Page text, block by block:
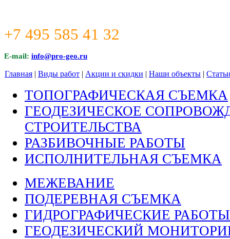
+7 495 585 41 32
E-mail: info@pro-geo.ru
Главная | Виды работ | Акции и скидки | Наши объекты |
ТОПОГРАФИЧЕСКАЯ СЪЕМКА
ГЕОДЕЗИЧЕСКОЕ
СТРОИТЕЛЬСТВА
РАЗБИВОЧНЫЕ РАБОТЫ
ИСПОЛНИТЕЛЬНАЯ СЪЕМКА
МЕЖЕВАНИЕ
ПОДЕРЕВНАЯ СЪЕМКА
ГИДРОГРАФИЧЕСКИЕ РАБОТЫ
ГЕОДЕЗИЧЕСКИЙ